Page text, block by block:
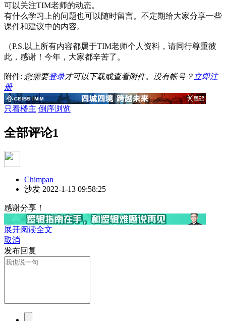
可以关注TIM老师的动态。
有什么学习上的问题也可以随时留言。不定期给大家分享一些
课件和建议中的内容。
（P.S.以上所有内容都属于TIM老师个人资料，请同行尊重彼
此，感谢！今年，大家都辛苦了。
附件: 您需要登录才可以下载或查看附件。没有帐号？ 立即注
册
只看楼主 倒序浏览
全部评论1
Chimpan
沙发 2022-1-13 09:58:25
感谢分享！
展开阅读全文
取消
发布回复